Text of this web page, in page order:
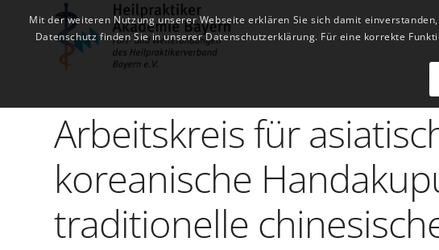
Arbeitskreis für
koreanische
traditionelle
Mit der weiteren Nutzung unserer Webseite erklären Sie sich damit
Datenschutz finden Sie in unserer Datenschutzerklärung. Für eine korrekte